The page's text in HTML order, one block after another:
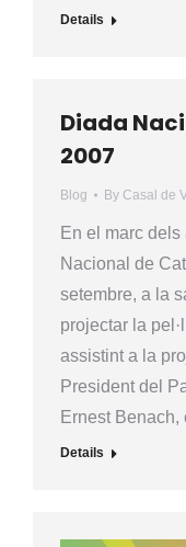
Details
Diada
2007
Blog By Casal de
En el marc
Nacional de
setembre, a la
projectar la
assistint a la
President del
Ernest
Details